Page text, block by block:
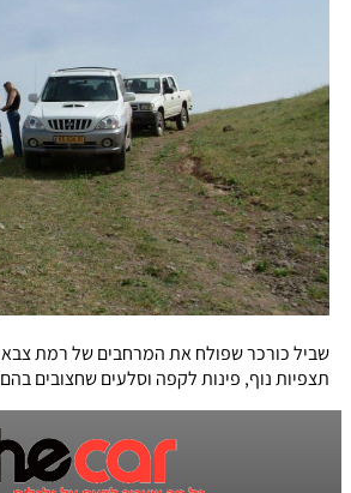
תצפיות נוף, פינות לקפה וסלעים שחצובים בהם